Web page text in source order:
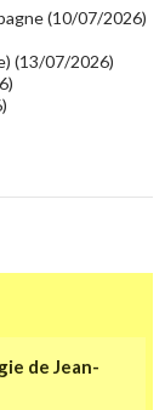
(10/07/2026)
(13/07/2026)